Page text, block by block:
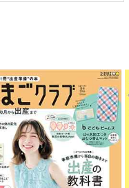
在と異なる場合があり